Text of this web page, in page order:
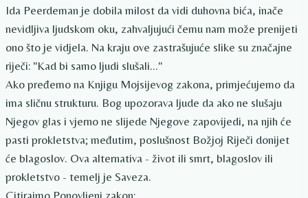
Ida Peerdeman je dobila milost da vidi duhovna bića, inače
nevidljiva ljudskom oku, zahvaljujući čemu nam može prenijeti
ono što je vidjela. Na kraju ove zastrašujuće slike su značajne
riječi: "Kad bi samo ljudi slušali..."
Ako pređemo na Knjigu Mojsijevog zakona, primjećujemo da
ima sličnu strukturu. Bog upozorava ljude da ako ne slušaju
Njegov glas i vjerno ne slijede Njegove zapovijedi, na njih će
pasti prokletstva; međutim, poslušnost Božjoj Riječi donijet
će blagoslov. Ova alternativa - život ili smrt, blagoslov ili
prokletstvo - temelj je Saveza.